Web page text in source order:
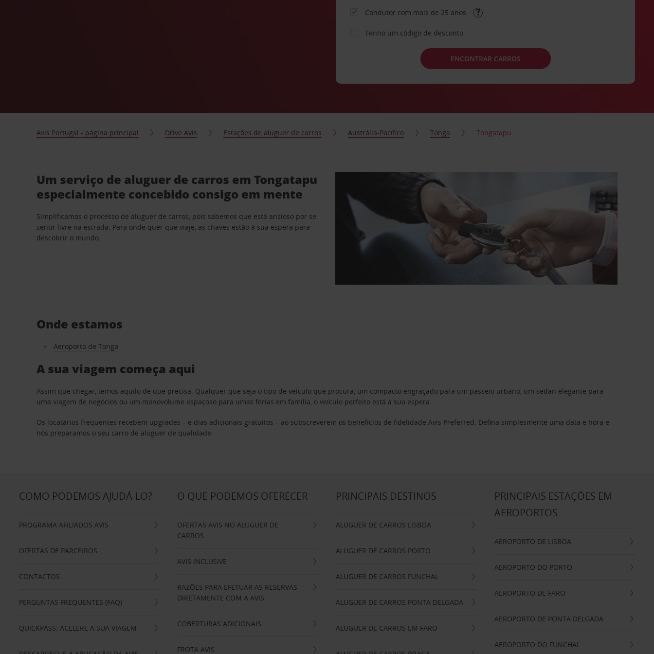
Condutor com mais de 25 anos
Tenho um código de desconto
ENCONTRAR CARROS
Avis Portugal - página principal Drive Avis Estações de aluguer de carros Austrália-Pacífico Tonga Tongatapu
Um serviço de aluguer de carros em Tongatapu
especialmente concebido consigo em mente
Simplificamos o processo de aluguer de carros, pois sabemos que está ansioso por se
sentir livre na estrada. Para onde quer que viaje, as chaves estão à sua espera para
descobrir o mundo.
Onde estamos
Aeroporto de Tonga
A sua viagem começa aqui
Assim que chegar, temos aquilo de que precisa. Qualquer que seja o tipo de veículo que procura, um compacto engraçado para um passeio urbano, um sedan elegante para
uma viagem de negócios ou um monovolume espaçoso para umas férias em família, o veículo perfeito está à sua espera.
Os locatários frequentes recebem upgrades – e dias adicionais gratuitos – ao subscreverem os benefícios de fidelidadeAvis Preferred. Defina simplesmente uma data e hora e
nós preparamos o seu carro de aluguer de qualidade.
COMO PODEMOS AJUDÁ-LO?
PROGRAMA AFILIADOS AVIS
OFERTAS DE PARCEIROS
CONTACTOS
PERGUNTAS FREQUENTES (FAQ)
QUICKPASS: ACELERE A SUA VIAGEM
O QUE PODEMOS OFERECER
OFERTAS AVIS NO ALUGUER DE
CARROS
AVIS INCLUSIVE
RAZÕES PARA EFETUAR AS RESERVAS
DIRETAMENTE COM A AVIS
COBERTURAS ADICIONAIS
FROTA AVIS
PRINCIPAIS DESTINOS
ALUGUER DE CARROS LISBOA
ALUGUER DE CARROS PORTO
ALUGUER DE CARROS FUNCHAL
ALUGUER DE CARROS PONTA DELGADA
ALUGUER DE CARROS EM FARO
PRINCIPAIS ESTAÇÕES EM
AEROPORTOS
AEROPORTO DE LISBOA
AEROPORTO DO PORTO
AEROPORTO DE FARO
AEROPORTO DE PONTA DELGADA
AEROPORTO DO FUNCHAL